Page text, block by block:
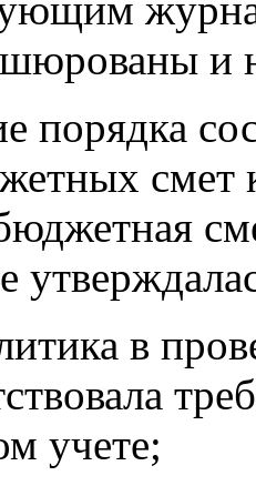
и
порядка
смет
в
учете;